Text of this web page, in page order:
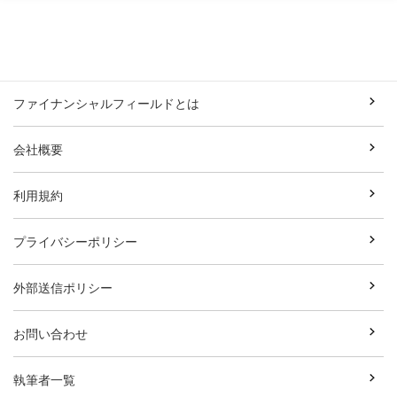
ファイナンシャルフィールドとは
会社概要
利用規約
プライバシーポリシー
外部送信ポリシー
お問い合わせ
執筆者一覧